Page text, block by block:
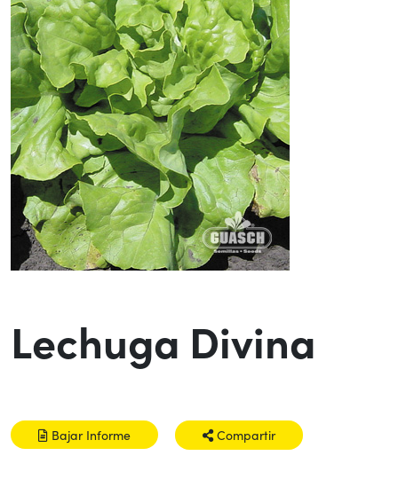
Lechuga Divina
Bajar Informe Compartir